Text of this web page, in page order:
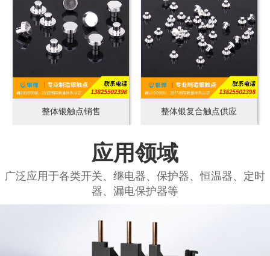
整体银触点销售 整体银复合触点供应
应用领域
广泛应用于各类开关、继电器、保护器、恒温器、定时
器、漏电保护器等